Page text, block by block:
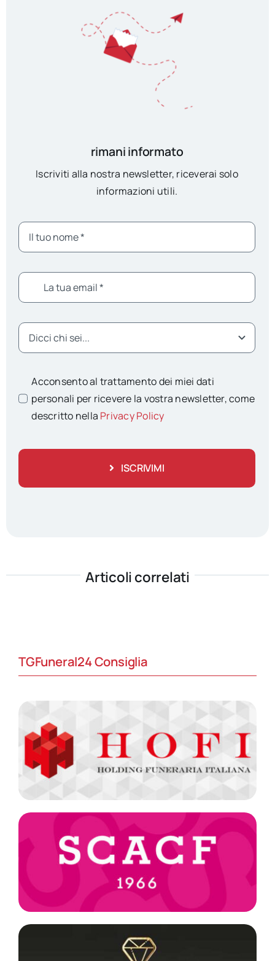
rimani informato
Iscriviti alla nostra newsletter, riceverai solo
informazioni utili.
Acconsento al trattamento dei miei dati
personali per ricevere la vostra newsletter, come
descritto nella Privacy Policy
ISCRIVIMI
Articoli correlati
TGFuneral24 Consiglia